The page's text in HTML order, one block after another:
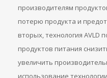
производителям
потерю продукта и
вторых, технология AVLD
продуктов питания
увеличить
использование